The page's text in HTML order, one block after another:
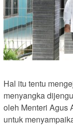
Hal itu tentu
menyangka
oleh Menteri Agus
untuk